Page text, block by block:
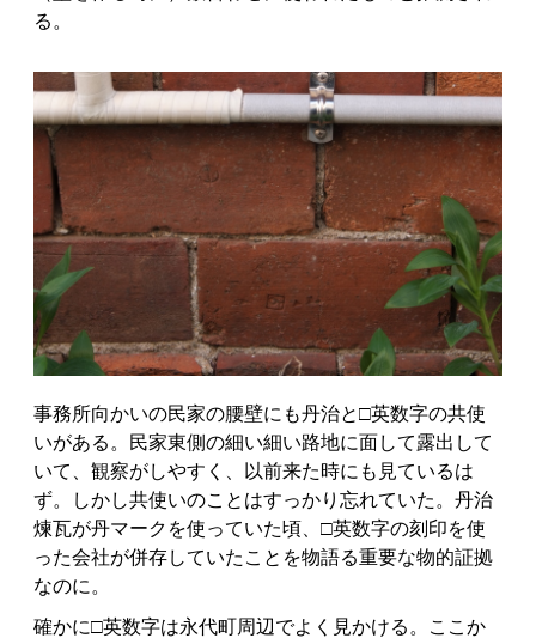
る。
事務所向かいの民家の腰壁にも丹治と□英数字の共使
いがある。民家東側の細い細い路地に面して露出して
いて、観察がしやすく、以前来た時にも見ているは
ず。しかし共使いのことはすっかり忘れていた。丹治
煉瓦が丹マークを使っていた頃、□英数字の刻印を使
った会社が併存していたことを物語る重要な物的証拠
なのに。
確かに□英数字は永代町周辺でよく見かける。ここか